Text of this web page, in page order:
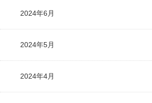
2024年6月
2024年5月
2024年4月